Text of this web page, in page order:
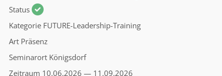
Status
Kategorie FUTURE-Leadership-Training
Art Präsenz
Seminarort Königsdorf
Zeitraum 10.06.2026 — 11.09.2026